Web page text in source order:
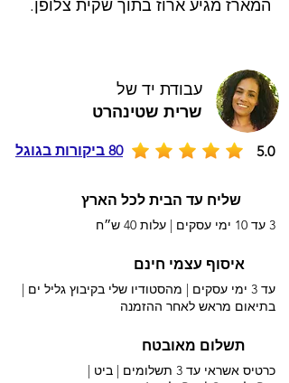
המארז מגיע ארוז בתוך שקית צלופן.
עבודת יד של
שרית שטינהרט
80 ביקורות בגוגל 5.0
שליח עד הבית לכל הארץ
3 עד 10 ימי עסקים | עלות 40 ש״ח
איסוף עצמי חינם
עד 3 ימי עסקים | מהסטודיו שלי בקיבוץ גליל ים |
בתיאום מראש לאחר ההזמנה
תשלום מאובטח
כרטיס אשראי עד 3 תשלומים |
ביט |